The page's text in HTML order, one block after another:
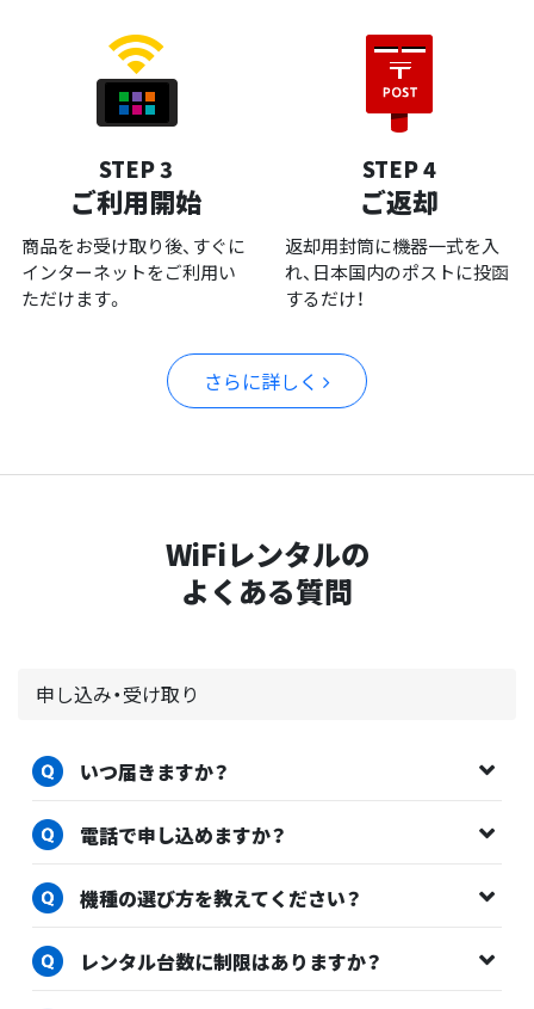
STEP 3
ご利用開始
商品をお受け取り後、すぐに
インターネットをご利用い
ただけます。
STEP 4
ご返却
返却用封筒に機器一式を入
れ、日本国内のポストに投函
するだけ！
さらに詳しく
WiFiレンタルの
よくある質問
申し込み・受け取り
いつ届きますか？
電話で申し込めますか？
機種の選び方を教えてください？
レンタル台数に制限はありますか？